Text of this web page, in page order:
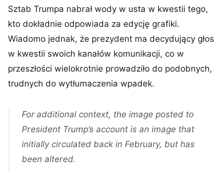
Sztab Trumpa nabrał wody w usta w kwestii tego,
kto dokładnie odpowiada za edycję grafiki.
Wiadomo jednak, że prezydent ma decydujący głos
w kwestii swoich kanałów komunikacji, co w
przeszłości wielokrotnie prowadziło do podobnych,
trudnych do wytłumaczenia wpadek.
For additional context, the image posted to
President Trump’s account is an image that
initially circulated back in February, but has
been altered.